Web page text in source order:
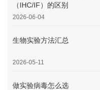
（IHC/IF）的区别
2026-06-04
生物实验方法汇总
2026-05-11
做实验病毒怎么选